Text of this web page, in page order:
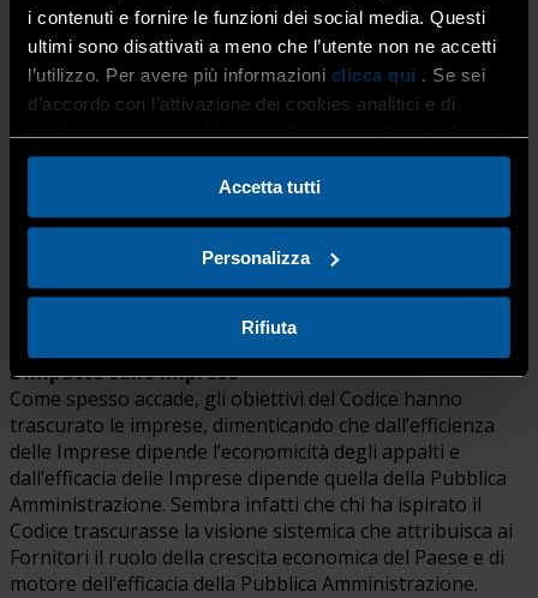
i contenuti e fornire le funzioni dei social media. Questi
ultimi sono disattivati a meno che l’utente non ne accetti
l’utilizzo. Per avere più informazioni clicca qui . Se sei
d’accordo con l’attivazione dei cookies analitici e di
profilazione clicca sul bottone “Accetta tutti” qui di fianco.
Accetta tutti
Personalizza
Rifiuta
Gli affidamenti diretti sotto i cinquemila euro
Problemi se ne sono riscontrati anche per gli affidamenti
diretti di importo inferiore a 5.000 €, soprattutto per
quelle merceologie non acquistabili sul MePA Consip. La
mancata disponibilità di Piattaforme di
Approvvigionamento Digitali (PAD) ha pertanto bloccato
per qualche giorno l’operatività delle Amministrazioni
finché ANAC, con un atto di buon senso, il 10 Gennaio
scorso ha deciso di riaprire la propria interfaccia web per
l’accesso alla Piattaforma Contratti Pubblici (PCP) per
richiedere il CIG anche per tale tipo di affidamenti.
L’impatto sulle imprese
Come spesso accade, gli obiettivi del Codice hanno
trascurato le imprese, dimenticando che dall’efficienza
delle Imprese dipende l’economicità degli appalti e
dall’efficacia delle Imprese dipende quella della Pubblica
Amministrazione. Sembra infatti che chi ha ispirato il
Codice trascurasse la visione sistemica che attribuisca ai
Fornitori il ruolo della crescita economica del Paese e di
motore dell’efficacia della Pubblica Amministrazione.